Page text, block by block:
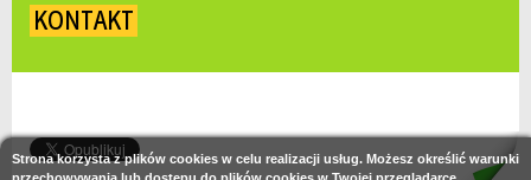
KONTAKT
Strona korzysta z plików cookies w celu realizacji usług. Możesz określić warunki